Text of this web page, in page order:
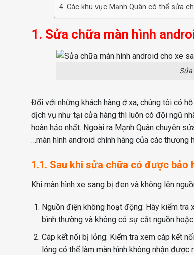
4. Các khu vực Mạnh Quân có thể sửa
1. Sửa chữa màn hình
Đối với những khách hàng ở xa, chúng tôi có
dịch vụ như tại cửa hàng thì luôn có đội ngũ
hoàn hảo nhất. Ngoài ra Mạnh Quân chuyên
…màn hình android chính hãng của các thương
1.1. Sau khi sửa chữa có được bảo
Khi màn hình xe sang bị đen và không lên
Nguồn điện không hoạt động: Hãy kiểm
bình thường và không có sự cắt nguồn
Cáp kết nối bị lỏng: Kiểm tra xem cáp kết
lỏng có thể làm màn hình không nhận được